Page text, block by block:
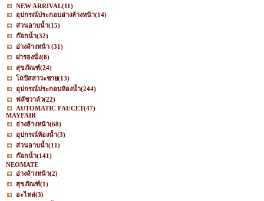
NEW ARRIVAL(11)
อุปกรณ์ประกอบอ่างล้างหน้า(14)
ส่วนอาบน้ำ(15)
ก๊อกน้ำ(32)
อ่างล้างหน้า (31)
ฝารองนั่ง(8)
สุขภัณฑ์(24)
โถปัสสาวะชาย(13)
อุปกรณ์ประกอบห้องน้ำ(244)
ฟลัชวาล์ว(22)
AUTOMATIC FAUCET(47)
MAYFAIR
อ่างล้างหน้า(68)
อุปกรณ์ห้องน้ำ(3)
ส่วนอาบน้ำ(11)
ก๊อกน้ำ(141)
NEOMATE
อ่างล้างหน้า(2)
สุขภัณฑ์(1)
อะไหล่(3)